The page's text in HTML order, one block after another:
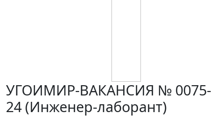
УГОИМИР-ВАКАНСИЯ № 0075-
24 (Инженер-лаборант)